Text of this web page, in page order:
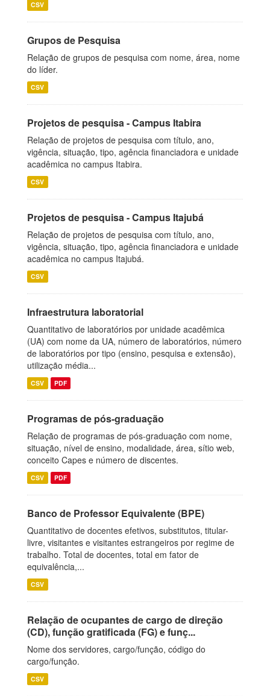
CSV
Grupos de Pesquisa
Relação de grupos de pesquisa com nome, área, nome
do líder.
CSV
Projetos de pesquisa - Campus Itabira
Relação de projetos de pesquisa com título, ano,
vigência, situação, tipo, agência financiadora e unidade
acadêmica no campus Itabira.
CSV
Projetos de pesquisa - Campus Itajubá
Relação de projetos de pesquisa com título, ano,
vigência, situação, tipo, agência financiadora e unidade
acadêmica no campus Itajubá.
CSV
Infraestrutura laboratorial
Quantitativo de laboratórios por unidade acadêmica
(UA) com nome da UA, número de laboratórios, número
de laboratórios por tipo (ensino, pesquisa e extensão),
utilização média...
CSV PDF
Programas de pós-graduação
Relação de programas de pós-graduação com nome,
situação, nível de ensino, modalidade, área, sítio web,
conceito Capes e número de discentes.
CSV PDF
Banco de Professor Equivalente (BPE)
Quantitativo de docentes efetivos, substitutos, titular-
livre, visitantes e visitantes estrangeiros por regime de
trabalho. Total de docentes, total em fator de
equivalência,...
CSV
Relação de ocupantes de cargo de direção
(CD), função gratificada (FG) e funç...
Nome dos servidores, cargo/função, código do
cargo/função.
CSV